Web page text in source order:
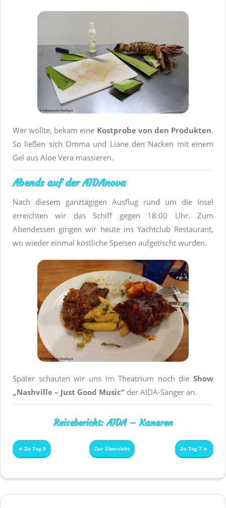
Wer wollte, bekam eine Kostprobe von den Produkten.
So ließen sich Omma und Liane den Nacken mit einem
Gel aus Aloe Vera massieren.
Abends auf der AIDAnova
Nach diesem ganztägigen Ausflug rund um die Insel
erreichten wir das Schiff gegen 18:00 Uhr. Zum
Abendessen gingen wir heute ins Yachtclub Restaurant,
wo wieder einmal köstliche Speisen aufgetischt wurden.
Später schauten wir uns im Theatrium noch die Show
„Nashville – Just Good Music“ der AIDA-Sänger an.
Reisebericht: AIDA – Kanaren
◄ Zu Tag 5 Zur Übersicht Zu Tag 7 ►